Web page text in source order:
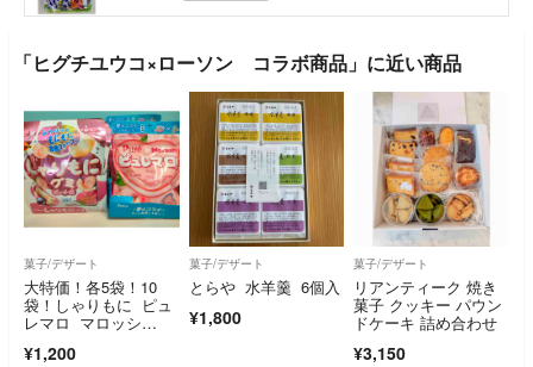
「ヒグチユウコ×ローソン コラボ商品」に近い商品
菓子/デザート
大特価！各5袋！10
袋！しゃりもに ピュ
レマロ マロッシ
¥1,200
菓子/デザート
とらや 水羊羹 6個入
¥1,800
菓子/デザート
リアンティーク 焼き
菓子 クッキー パウン
ドケーキ 詰め合わせ
¥3,150